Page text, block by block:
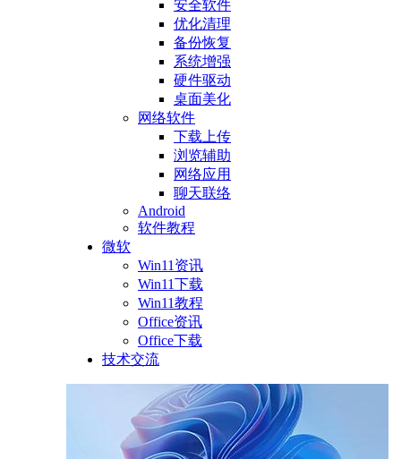
安全软件
优化清理
备份恢复
系统增强
硬件驱动
桌面美化
网络软件
下载上传
浏览辅助
网络应用
聊天联络
Android
软件教程
微软
Win11资讯
Win11下载
Win11教程
Office资讯
Office下载
技术交流